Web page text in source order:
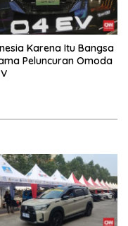
Karena Itu Bangsa
Peluncuran Omoda